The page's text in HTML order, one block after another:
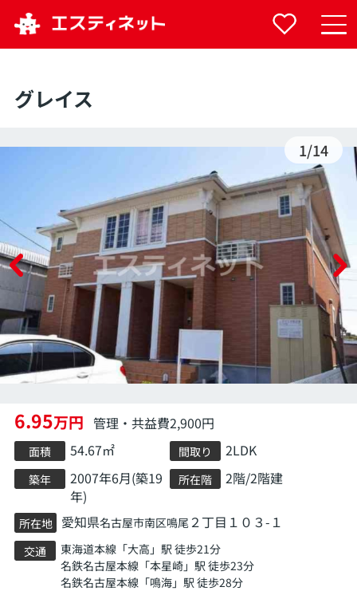
グレイス
1/14
6.95万円 管理・共益費2,900円
面積 54.67㎡ 間取り 2LDK
築年
2007年6月(築19
年)
所在階 2階/2階建
所在地 愛知県名古屋市南区鳴尾 ２丁目１０３-１
交通 東海道本線 「大高 」駅 徒歩21分
名鉄名古屋本線 「本星崎」駅 徒歩23分
名鉄名古屋本線 「鳴海」駅 徒歩28分